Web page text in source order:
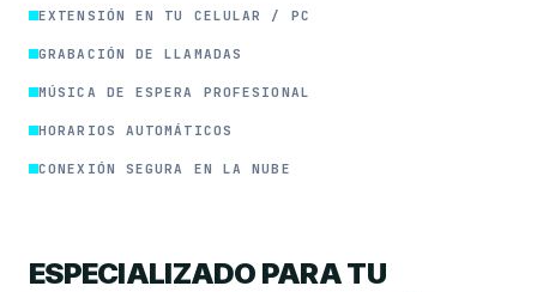
EXTENSIÓN EN TU CELULAR / PC
GRABACIÓN DE LLAMADAS
MÚSICA DE ESPERA PROFESIONAL
HORARIOS AUTOMÁTICOS
CONEXIÓN SEGURA EN LA NUBE
ESPECIALIZADO PARA TU